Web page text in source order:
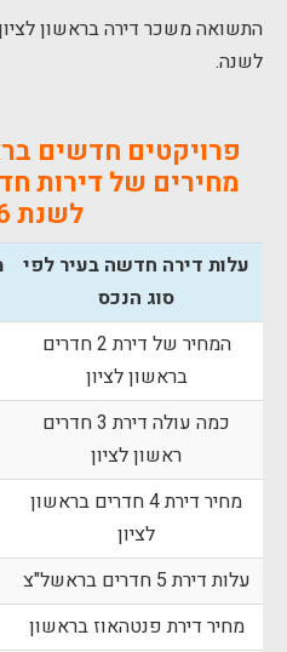
לשנה.
פרויקטים חדשים
מחירים של דירות
לשנת 2026
עלות דירה חדשה בעיר לפי
סוג הנכס
המחיר של דירת 2 חדרים
בראשון לציון
כמה עולה דירת 3 חדרים
ראשון לציון
מחיר דירת 4 חדרים בראשון
לציון
עלות דירת 5 חדרים בראשל"צ
מחיר דירת פנטהאוז בראשון